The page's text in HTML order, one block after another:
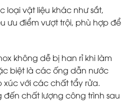
loại vật liệu khác như sắt,
ưu điểm vượt trội, phù hợp để
không dễ bị han rỉ khi làm
biệt là các ống dẫn nước
xúc với các chất tẩy rửa.
đến chất lượng công trình sau